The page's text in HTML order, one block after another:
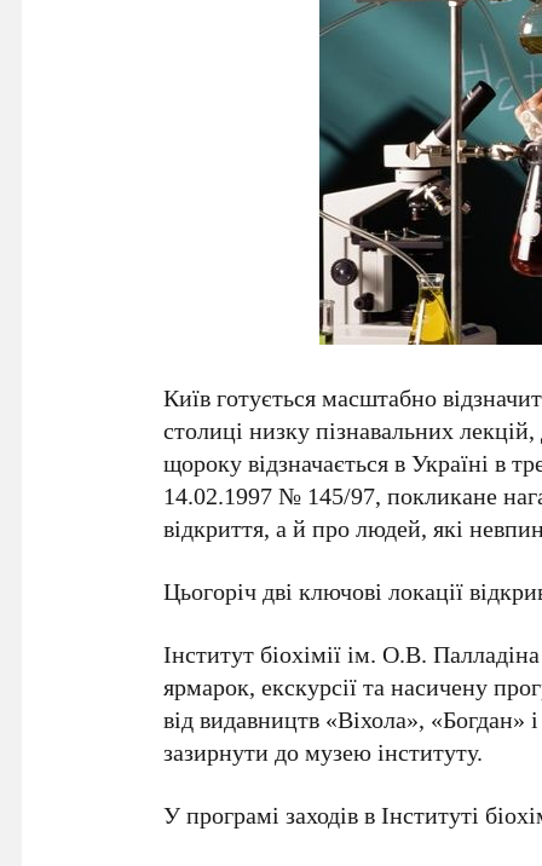
Київ готується масштабно
столиці низку пізнавальних
щороку відзначається в Україні в
14.02.1997 № 145/97, покликане
відкриття, а й про людей, які
Цьогоріч дві ключові локації
Інститут біохімії ім. О.В.
ярмарок, екскурсії та насичену
від видавництв «Віхола», «Богдан»
зазирнути до музею інституту.
У програмі заходів в Інституті